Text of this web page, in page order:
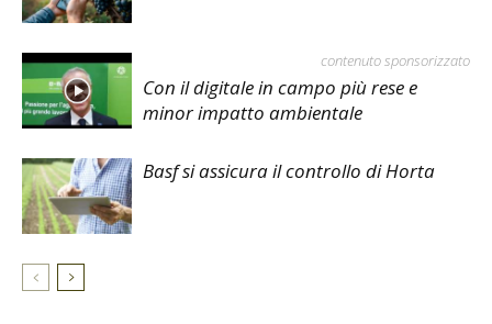
contenuto sponsorizzato
Con il digitale in campo più rese e
minor impatto ambientale
Basf si assicura il controllo di Horta